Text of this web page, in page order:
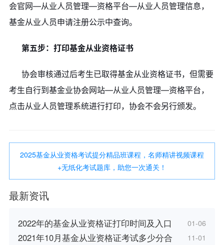
会官网—从业人员管理—资格平台—从业人员管理信息，
基金从业人员申请注册公示中查询。
第五步：打印基金从业资格证书
协会审核通过后考生已取得基金从业资格证书，但需要
考生自行到基金业协会网站—从业人员管理—资格平台，
点击从业人员管理系统进行打印，协会不会另行颁发。
2025基金从业资格考试提分精品班课程，名师精讲视频课程
+无纸化考试题库，助您一次通关！
最新资讯
2022年的基金从业资格证打印时间及入口 01-06
2021年10月基金从业资格证考试多少分合 11-01